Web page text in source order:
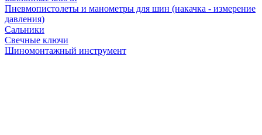
Пневмопистолеты и манометры для шин (накачка - измерение
давления)
Сальники
Свечные ключи
Шиномонтажный инструмент